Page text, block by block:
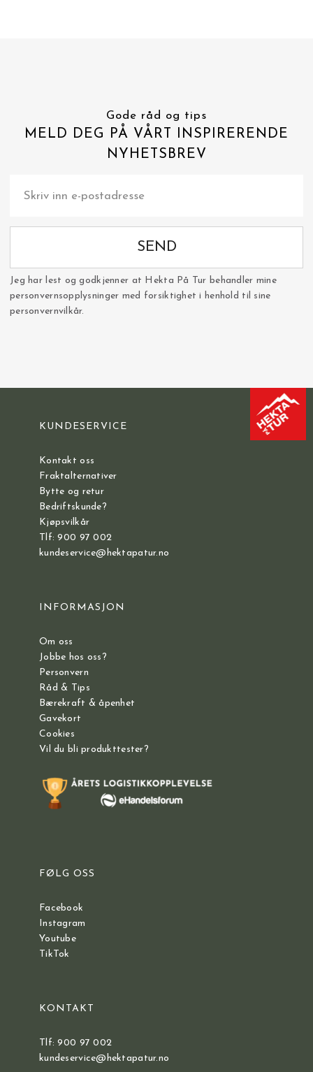
Gode råd og tips
MELD DEG PÅ VÅRT INSPIRERENDE
NYHETSBREV
SEND
Jeg har lest og godkjenner at Hekta På Tur behandler mine
personvernsopplysninger med forsiktighet i henhold til sine
personvernvilkår.
KUNDESERVICE
Kontakt oss
Fraktalternativer
Bytte og retur
Bedriftskunde?
Kjøpsvilkår
Tlf: 900 97 002
kundeservice@hektapatur.no
INFORMASJON
Om oss
Jobbe hos oss?
Personvern
Råd & Tips
Bærekraft & åpenhet
Gavekort
Cookies
Vil du bli produkttester?
FØLG OSS
Facebook
Instagram
Youtube
TikTok
KONTAKT
Tlf: 900 97 002
kundeservice@hektapatur.no